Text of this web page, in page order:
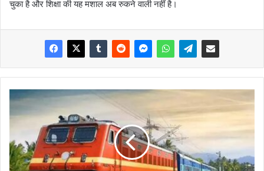
चुका है और शिक्षा की यह मशाल अब रुकने वाली नहीं है।